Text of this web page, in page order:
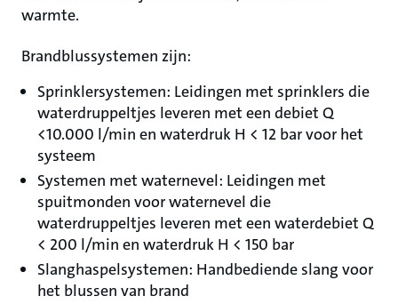
warmte.
Brandblussystemen zijn:
Sprinklersystemen: Leidingen met sprinklers die
waterdruppeltjes leveren met een debiet Q
<10.000 l/min en waterdruk H < 12 bar voor het
systeem
Systemen met waternevel: Leidingen met
spuitmonden voor waternevel die
waterdruppeltjes leveren met een waterdebiet Q
< 200 l/min en waterdruk H < 150 bar
Slanghaspelsystemen: Handbediende slang voor
het blussen van brand